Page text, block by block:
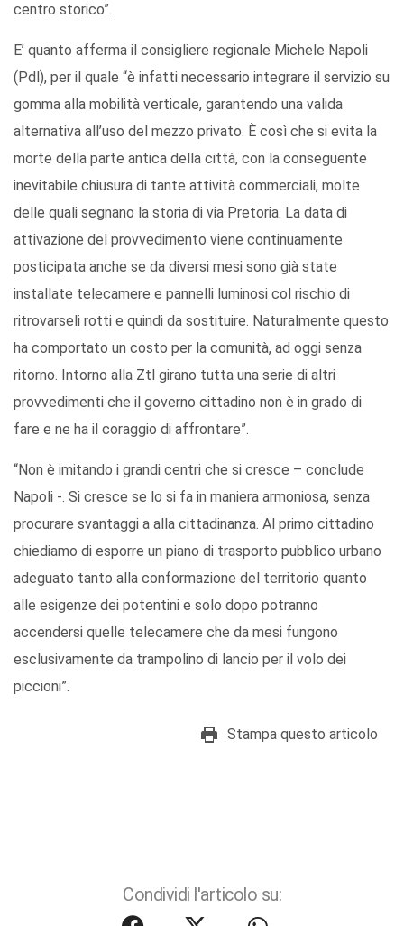
centro storico”.
E’ quanto afferma il consigliere regionale Michele Napoli
(Pdl), per il quale “è infatti necessario integrare il servizio su
gomma alla mobilità verticale, garantendo una valida
alternativa all’uso del mezzo privato. È così che si evita la
morte della parte antica della città, con la conseguente
inevitabile chiusura di tante attività commerciali, molte
delle quali segnano la storia di via Pretoria. La data di
attivazione del provvedimento viene continuamente
posticipata anche se da diversi mesi sono già state
installate telecamere e pannelli luminosi col rischio di
ritrovarseli rotti e quindi da sostituire. Naturalmente questo
ha comportato un costo per la comunità, ad oggi senza
ritorno. Intorno alla Ztl girano tutta una serie di altri
provvedimenti che il governo cittadino non è in grado di
fare e ne ha il coraggio di affrontare”.
“Non è imitando i grandi centri che si cresce – conclude
Napoli -. Si cresce se lo si fa in maniera armoniosa, senza
procurare svantaggi a alla cittadinanza. Al primo cittadino
chiediamo di esporre un piano di trasporto pubblico urbano
adeguato tanto alla conformazione del territorio quanto
alle esigenze dei potentini e solo dopo potranno
accendersi quelle telecamere che da mesi fungono
esclusivamente da trampolino di lancio per il volo dei
piccioni”.
Stampa questo articolo
Condividi l'articolo su: